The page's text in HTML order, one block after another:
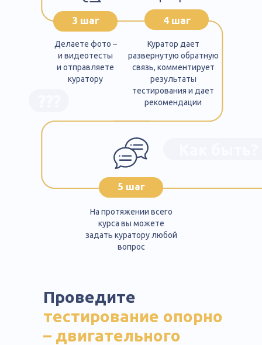
Делаете фото –
и видеотесты
и отправляете
куратору
Куратор дает
развернутую обратную
связь, комментирует
результаты
тестирования и дает
рекомендации
На протяжении всего
курса вы можете
задать куратору любой
вопрос
3 шаг 4 шаг
5 шаг
Проведите
тестирование опорно
– двигательного